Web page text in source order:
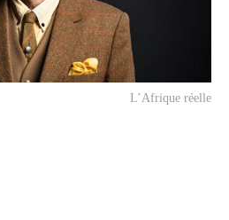
L’Afrique réelle